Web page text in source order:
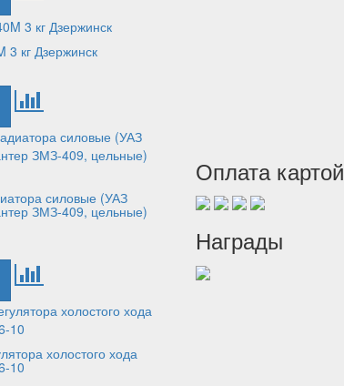
3 кг Дзержинск
силовые (УАЗ
ЗМЗ-409, цельные)
холостого хода
10
Оплата картой
Награды